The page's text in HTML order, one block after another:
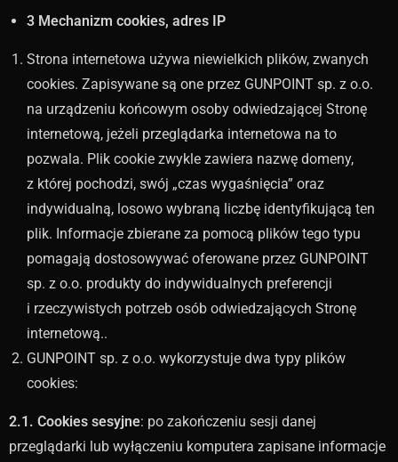
3 Mechanizm cookies, adres IP
Strona internetowa używa niewielkich plików, zwanych
cookies. Zapisywane są one przez GUNPOINT sp. z o.o.
na urządzeniu końcowym osoby odwiedzającej Stronę
internetową, jeżeli przeglądarka internetowa na to
pozwala. Plik cookie zwykle zawiera nazwę domeny,
z której pochodzi, swój „czas wygaśnięcia” oraz
indywidualną, losowo wybraną liczbę identyfikującą ten
plik. Informacje zbierane za pomocą plików tego typu
pomagają dostosowywać oferowane przez GUNPOINT
sp. z o.o. produkty do indywidualnych preferencji
i rzeczywistych potrzeb osób odwiedzających Stronę
internetową..
GUNPOINT sp. z o.o. wykorzystuje dwa typy plików
cookies:
2.1. Cookies sesyjne: po zakończeniu sesji danej
przeglądarki lub wyłączeniu komputera zapisane informacje